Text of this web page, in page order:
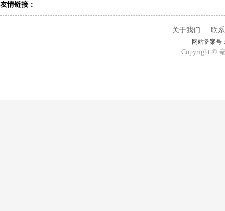
友情链接：
关于我们 联
网站备案号
Copyright ©